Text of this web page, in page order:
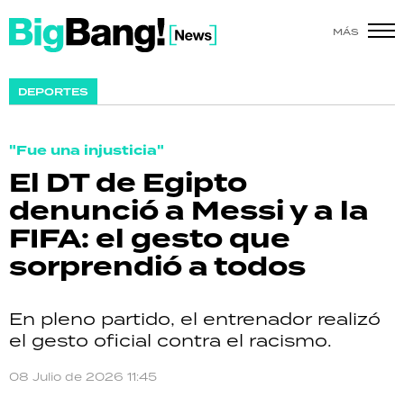
MÁS
DEPORTES
"Fue una injusticia"
El DT de Egipto
denunció a Messi y a la
FIFA: el gesto que
sorprendió a todos
En pleno partido, el entrenador realizó
el gesto oficial contra el racismo.
08 Julio de 2026 11:45
SHOW
ACTUALIDAD
POLICIALES
ECONOMÍA
SALUD
DEPORTES